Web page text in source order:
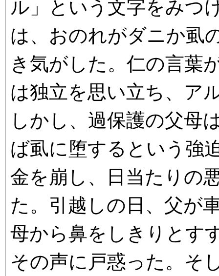
ル」という文字をみつ
は、おのれがダニか虱
き気がした。仁の言葉
は独立を思い立ち、ア
しかし、過保護の父母
ば虱に堕するという強
金を崩し、日当たりの
た。引越しの日、父が
母から鼻をしきりとす
その声に戸惑った。そ